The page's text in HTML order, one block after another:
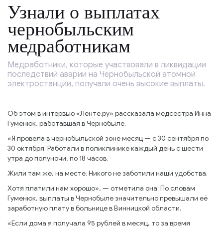
Узнали о выплатах
чернобыльским
медработникам
Медработники, которые участвовали в ликвидации
последствий аварии на Чернобыльской атомной
электростанции, получали очень высокие выплаты.
Об этом в интервью «Ленте.ру» рассказала медсестра Инна
Гуменюк, работавшая в Чернобыле.
«Я провела в чернобыльской зоне месяц — с 30 сентября по
30 октября. Работали в поликлинике каждый день с шести
утра до полуночи, по 18 часов.
Жили там же, на месте. Никого не заботили наши удобства.
Хотя платили нам хорошо», — отметила она. По словам
Гуменюк, выплаты в Чернобыле значительно превышали её
заработную плату в больнице в Винницкой области.
«Если дома я получала 95 рублей в месяц, то за время